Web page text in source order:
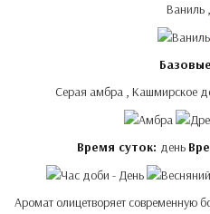
Ваниль
Серая амбра , Кашмирское
Время суток: день
Аромат олицетворяет современную